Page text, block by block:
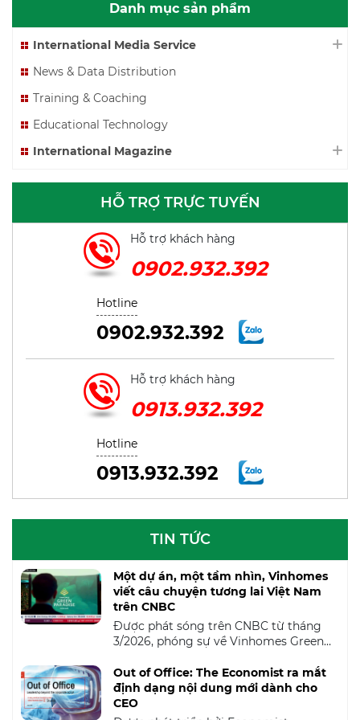
Danh mục sản phẩm
International Media Service
News & Data Distribution
Training & Coaching
Educational Technology
International Magazine
HỖ TRỢ TRỰC TUYẾN
Hỗ trợ khách hàng
0902.932.392
Hotline
0902.932.392
Hỗ trợ khách hàng
0913.932.392
Hotline
0913.932.392
TIN TỨC
Một dự án, một tầm nhìn, Vinhomes
viết câu chuyện tương lai Việt Nam
trên CNBC
Được phát sóng trên CNBC từ tháng
3/2026, phóng sự về Vinhomes Green
truyền thông quốc tế nổi bật do Global
Book Corporation, đối tác và đại diện
của CNBC tại Việt Nam, phối hợp triển
Out of Office: The Economist ra mắt
định dạng nội dung mới dành cho
CEO